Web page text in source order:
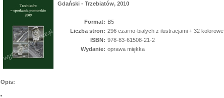
Gdański - Trzebiatów, 2010
Format: B5
Liczba stron: 296 czarno-białych z ilustracjami + 32 kolorowe
ISBN: 978-83-61508-21-2
Wydanie: oprawa miękka
Opis: